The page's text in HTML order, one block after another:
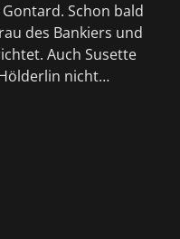
Schon bald
des Bankiers und
Auch Susette
nicht
schwer, ihre
(Michael Gwisdek)
wird des Hauses
Susannes. Er